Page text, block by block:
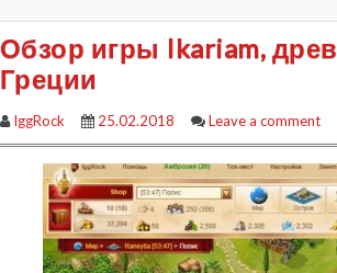
Обзор игры Ikariam,
Греции
IggRock 25.02.2018 Leave a comment